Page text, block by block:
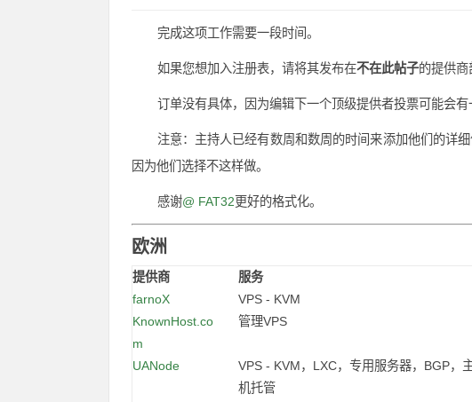
完成这项工作需要一段时间。
如果您想加入注册表，请将其发布在不在此帖子的提供商
订单没有具体，因为编辑下一个顶级提供者投票可能会
注意：主持人已经有数周和数周的时间来添加他们的详
因为他们选择不这样做。
感谢@ FAT32更好的格式化。
欧洲
提供商 服务
farnoX
VPS - KVM
KnownHost.co
m
管理VPS
UANode
VPS - KVM，LXC，专用服务器，BGP，
机托管